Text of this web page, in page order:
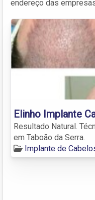
endereço das
Elinho Implante
Resultado Natural.
em Taboão da Serra.
Implante de